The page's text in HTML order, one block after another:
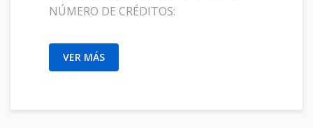
NÚMERO DE CRÉDITOS:
VER MÁS